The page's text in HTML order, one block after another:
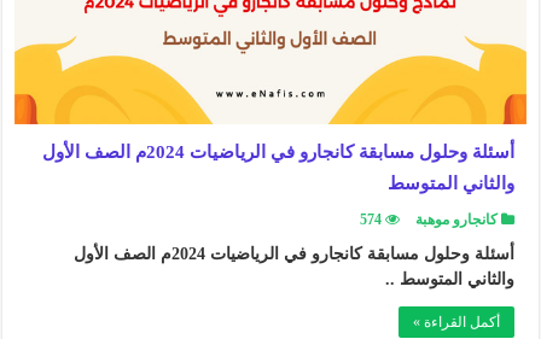
أسئلة وحلول مسابقة كانجارو في الرياضيات 2024م الصف الأول
والثاني المتوسط
كانجارو موهبة 574
أسئلة وحلول مسابقة كانجارو في الرياضيات 2024م الصف الأول
والثاني المتوسط ..
أكمل القراءة »